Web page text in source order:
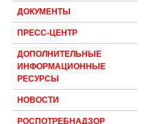
ДОКУМЕНТЫ
ПРЕСС-ЦЕНТР
ДОПОЛНИТЕЛЬНЫЕ
ИНФОРМАЦИОННЫЕ
РЕСУРСЫ
НОВОСТИ
РОСПОТРЕБНАДЗОР